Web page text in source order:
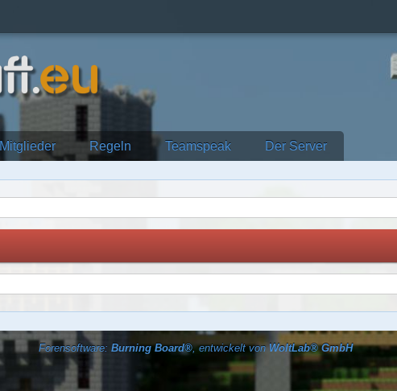
Mitglieder Regeln Teamspeak Der Server
Forensoftware: Burning Board®, entwickelt vonWoltLab® GmbH